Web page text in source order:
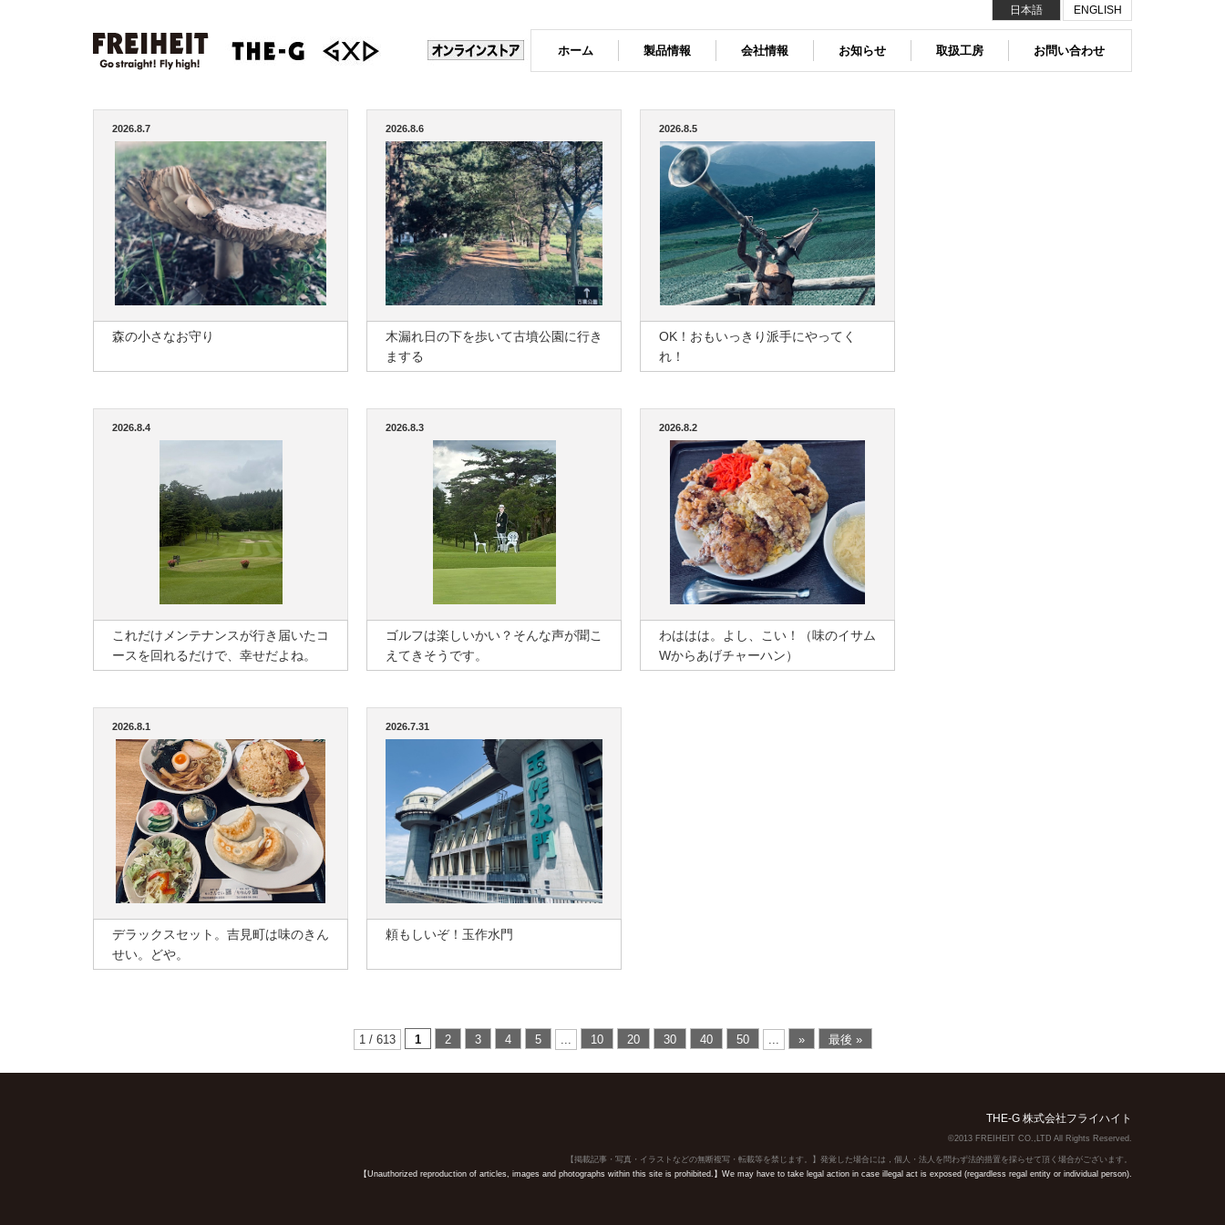
ホーム 製品情報 会社情報 お知らせ 取扱工房 お問い合わせ
日本語 ENGLISH
2026.8.7
森の小さなお守り
2026.8.6
木漏れ日の下を歩いて古墳公園に行き
まする
2026.8.5
OK！おもいっきり派手にやってく
れ！
2026.8.4
これだけメンテナンスが行き届いたコ
ースを回れるだけで、幸せだよね。
2026.8.3
ゴルフは楽しいかい？そんな声が聞こ
えてきそうです。
2026.8.2
わははは。よし、こい！（味のイサム
Wからあげチャーハン）
2026.8.1
デラックスセット。吉見町は味のきん
せい。どや。
2026.7.31
頼もしいぞ！玉作水門
1 / 613 1 2 3 4 5 ... 10 20 30 40 50 ... » 最後 »
THE-G 株式会社フライハイト
©2013 FREIHEIT CO.,LTD All Rights Reserved.
【掲載記事・写真・イラストなどの無断複写・転載等を禁じます。】発覚した場合には，個人・法人を問わず法的措置を採らせて頂く場合がございます。
【Unauthorized reproduction of articles, images and photographs within this site is prohibited.】We may have to take legal action in case illegal act is exposed (regardless regal entity or individual person).